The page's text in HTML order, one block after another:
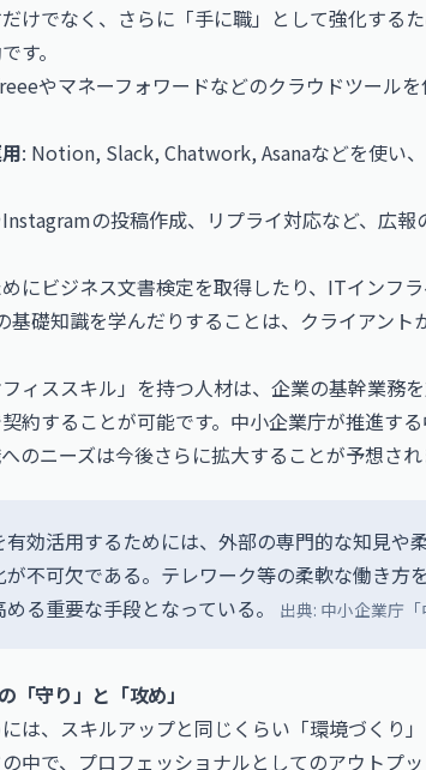
けでなく、さらに「手に職」として強化する
す。
やマネーフォワードなどのクラウドツール
: Notion, Slack, Chatwork, Asanaなどを使い
の投稿作成、リプライ対応など、広
にビジネス文書検定を取得したり、ITインフ
基礎知識を学んだりすることは、クライアント
ィススキル」を持つ人材は、企業の基幹業務
約することが可能です。中小企業庁が推進す
のニーズは今後さらに拡大することが予想され
効活用するためには、外部の専門的な知見や
が不可欠である。テレワーク等の柔軟な働き方
る重要な手段となっている。
出典: 中小企業庁「
「守り」と「攻め」
は、スキルアップと同じくらい「環境づくり」
中で、プロフェッショナルとしてのアウトプ